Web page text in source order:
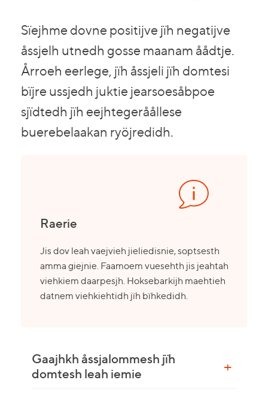
Sïejhme dovne positijve jïh negatijve
åssjelh utnedh gosse maanam åådtje.
Årroeh eerlege, jïh åssjeli jïh domtesi
bïjre ussjedh juktie jearsoesåbpoe
sjïdtedh jïh eejhtegeråållese
buerebelaakan ryöjredidh.
Raerie
Jis dov leah vaejvieh jieliedisnie, soptsesth
amma giejnie. Faamoem vuesehth jis jeahtah
viehkiem daarpesjh. Hoksebarkijh maehtieh
datnem viehkiehtidh jïh bïhkedidh.
Gaajhkh åssjalommesh jïh
domtesh leah iemie